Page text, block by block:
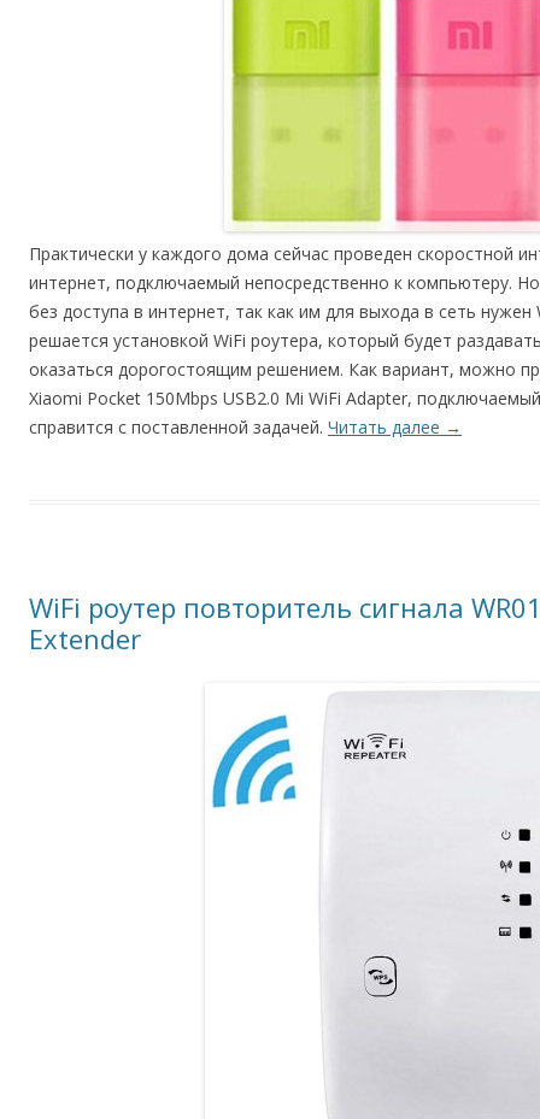
Практически у каждого дома сейчас проведен скоростной
интернет, подключаемый непосредственно к компьютеру.
без доступа в интернет, так как им для выхода в сеть
решается установкой WiFi роутера, который будет
оказаться дорогостоящим решением. Как вариант, можно
Xiaomi Pocket 150Mbps USB2.0 Mi WiFi Adapter,
справится с поставленной задачей. Читать далее →
WiFi роутер повторитель сигнала
Extender